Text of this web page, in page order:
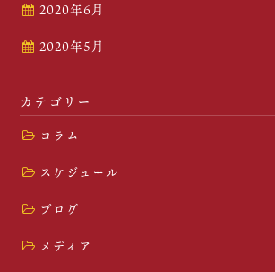
2020年6月
2020年5月
カテゴリー
コラム
スケジュール
ブログ
メディア